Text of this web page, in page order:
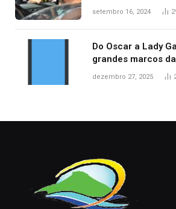
acidentes no
setembro 16, 2024
Do Oscar a Lady
grandes marcos
dezembro 27, 2025